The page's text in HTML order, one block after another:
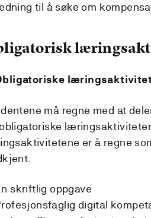
til å søke om
må regne med at
er å regne
skriftlig oppgave
digital